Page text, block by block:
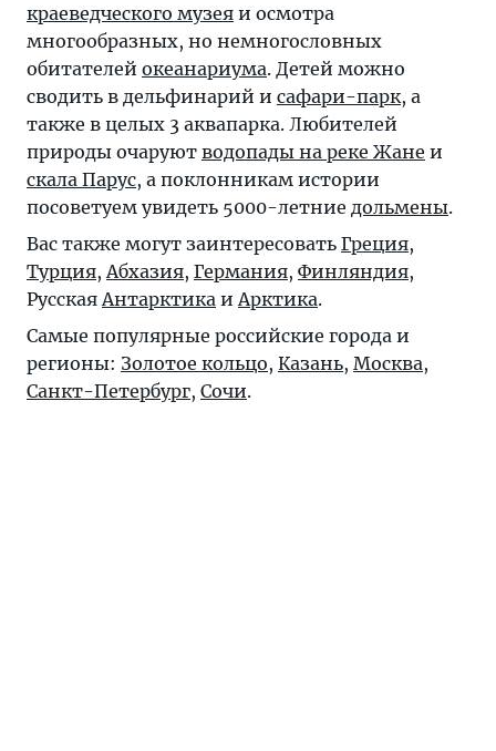
краеведческого музея и осмотра
многообразных, но немногословных
обитателей океанариума. Детей можно
сводить в дельфинарий и сафари-парк, а
также в целых 3 аквапарка. Любителей
природы очаруют водопады на реке Жане и
скала Парус, а поклонникам истории
посоветуем увидеть 5000-летние дольмены.
Вас также могут заинтересовать Греция,
Турция, Абхазия, Германия, Финляндия,
Русская Антарктика и Арктика.
Самые популярные российские города и
регионы: Золотое кольцо, Казань, Москва,
Санкт-Петербург, Сочи.